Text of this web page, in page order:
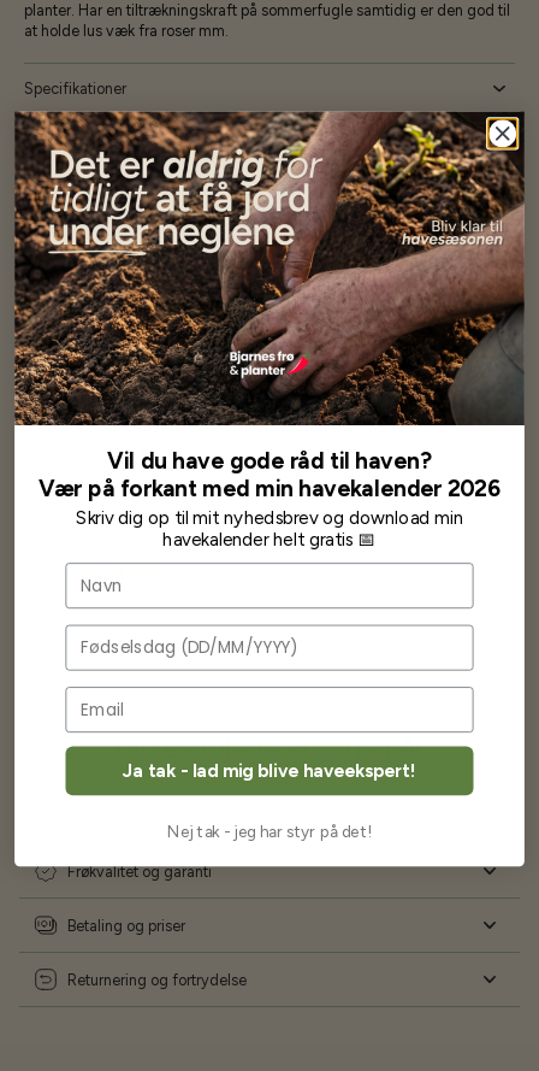
planter. Har en tiltrækningskraft på sommerfugle samtidig er den god til
at holde lus væk fra roser mm.
Specifikationer
Se mere af Alle produkter
Vores kundersiger...
Har altid kun mødt god vejledning og hjælp fra Barney (Bjarne)
Har lige i går modtaget de fineste asparges kroner med posten
wauw en god kvalitet og størrelse.
Som skrevet før når jeg har skrevet med Bjarne har jeg altid mødt
venlighed og god service.
Jeg vil klart anbefale andre at købe her fra
Karsten Larsen
Ofte stillede spørgsmål
Frøkvalitet og garanti
Betaling og priser
Returnering og fortrydelse
Vil du have gode råd til haven?
Vær på forkant med min havekalender 2026
Skriv dig op til mit nyhedsbrev og download min
havekalender helt gratis 📅
Navn
Fødselsdag
Ja tak - lad mig blive haveekspert!
Nej tak - jeg har styr på det!